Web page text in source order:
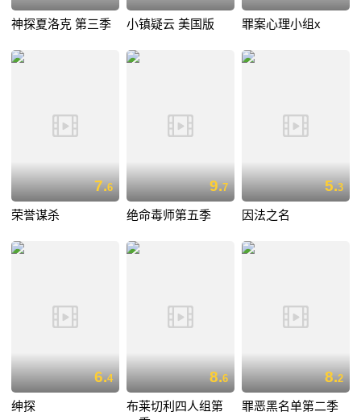
神探夏洛克 第三季 小镇疑云 美国版 罪案心理小组x
7.6
荣誉谋杀
9.7
绝命毒师第五季
5.3
因法之名
6.4
绅探
8.6
布莱切利四人组第
8.2
罪恶黑名单第二季